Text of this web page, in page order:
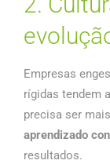
Empresas
rígidas tendem
precisa ser mais
aprendizado
resultados.